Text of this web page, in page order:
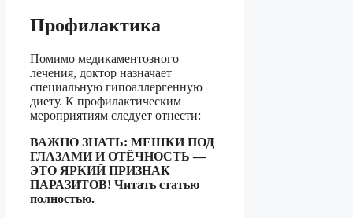
Профилактика
Помимо медикаментозного
лечения, доктор назначает
специальную гипоаллергенную
диету. К профилактическим
мероприятиям следует отнести:
ВАЖНО ЗНАТЬ: МЕШКИ ПОД
ГЛАЗАМИ И ОТЁЧНОСТЬ —
ЭТО ЯРКИЙ ПРИЗНАК
ПАРАЗИТОВ! Читать статью
полностью.